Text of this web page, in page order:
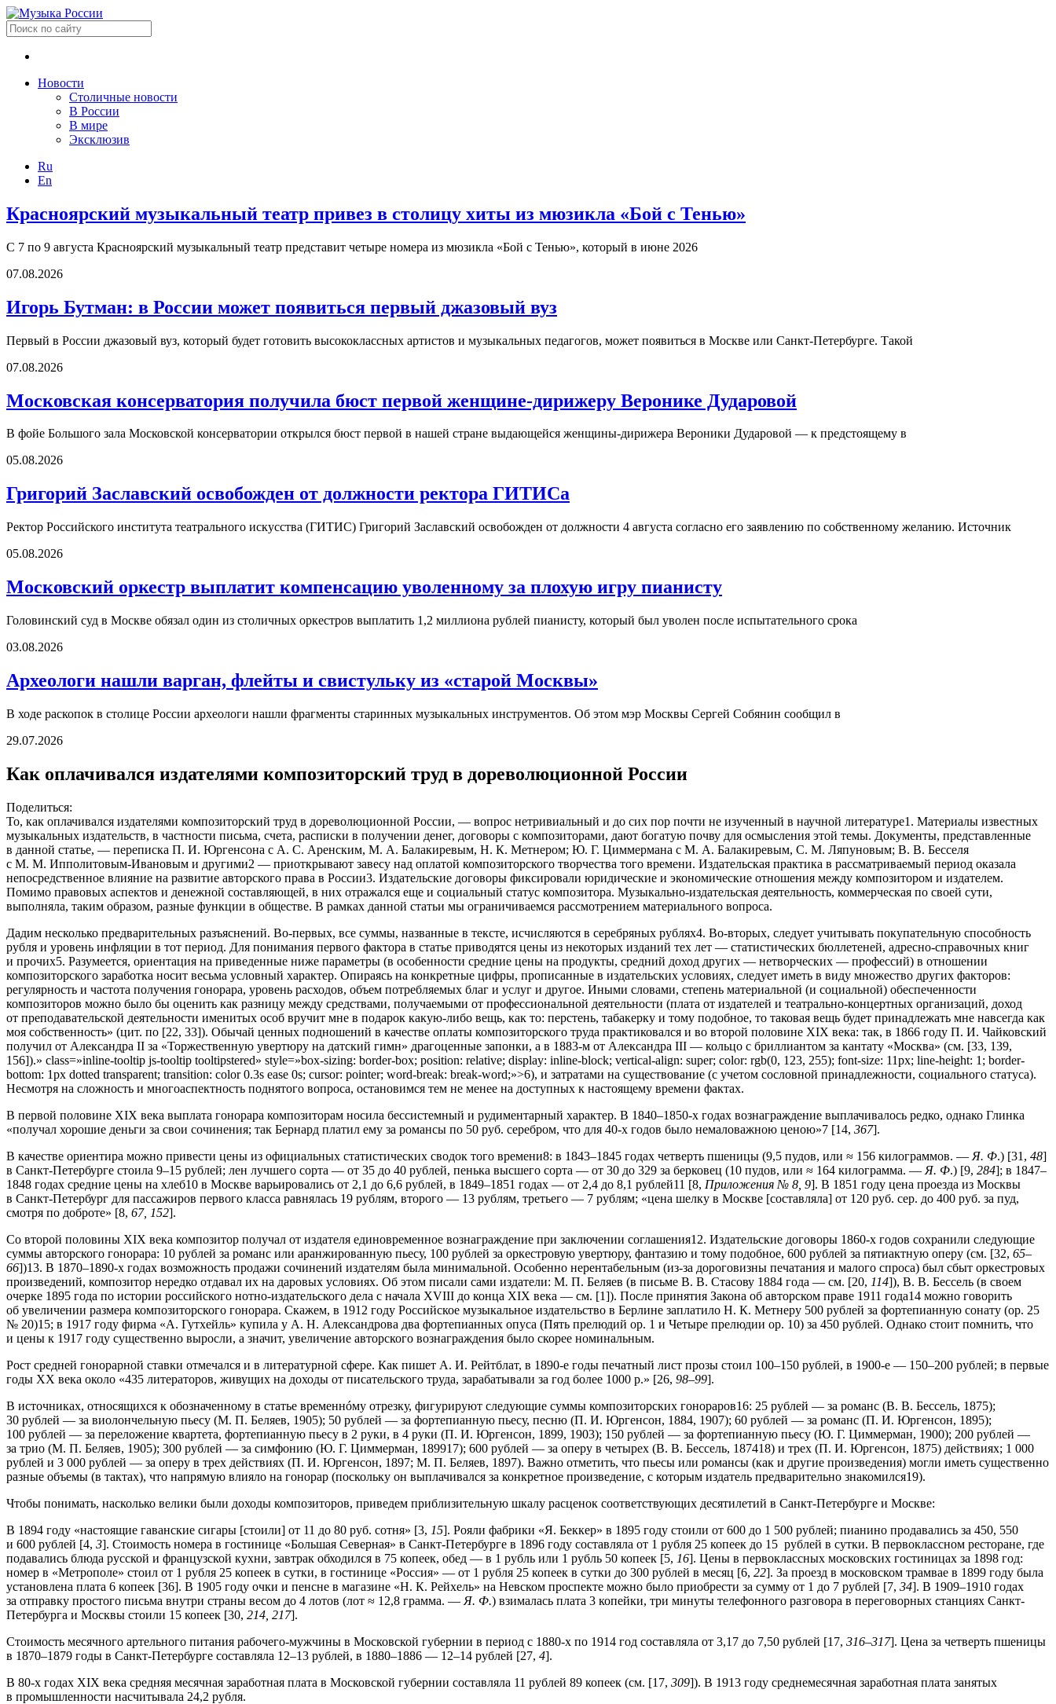
Новости
Столичные новости
В России
В мире
Эксклюзив
Ru
En
Красноярский музыкальный театр привез в столицу хиты из мюзикла «Бой с Тенью»
С 7 по 9 августа Красноярский музыкальный театр представит четыре номера из мюзикла «Бой с Тенью», который в июне 2026
07.08.2026
Игорь Бутман: в России может появиться первый джазовый вуз
Первый в России джазовый вуз, который будет готовить высококлассных артистов и музыкальных педагогов, может появиться в Москве или Санкт-Петербурге. Такой
07.08.2026
Московская консерватория получила бюст первой женщине-дирижеру Веронике Дударовой
В фойе Большого зала Московской консерватории открылся бюст первой в нашей стране выдающейся женщины-дирижера Вероники Дударовой — к предстоящему в
05.08.2026
Григорий Заславский освобожден от должности ректора ГИТИСа
Ректор Российского института театрального искусства (ГИТИС) Григорий Заславский освобожден от должности 4 августа согласно его заявлению по собственному желанию. Источник
05.08.2026
Московский оркестр выплатит компенсацию уволенному за плохую игру пианисту
Головинский суд в Москве обязал один из столичных оркестров выплатить 1,2 миллиона рублей пианисту, который был уволен после испытательного срока
03.08.2026
Археологи нашли варган, флейты и свистульку из «старой Москвы»
В ходе раскопок в столице России археологи нашли фрагменты старинных музыкальных инструментов. Об этом мэр Москвы Сергей Собянин сообщил в
29.07.2026
Как оплачивался издателями композиторский труд в дореволюционной России
Поделиться:
То, как оплачивался издателями композиторский труд в дореволюционной России, — вопрос нетривиальный и до сих пор почти не изученный в научной литературе1. Материалы известных
музыкальных издательств, в частности письма, счета, расписки в получении денег, договоры с композиторами, дают богатую почву для осмысления этой темы. Документы, представленные
в данной статье, — переписка П. И. Юргенсона с А. С. Аренским, М. А. Балакиревым, Н. К. Метнером; Ю. Г. Циммермана с М. А. Балакиревым, С. М. Ляпуновым; В. В. Бесселя
с М. М. Ипполитовым-Ивановым и другими2 — приоткрывают завесу над оплатой композиторского творчества того времени. Издательская практика в рассматриваемый период оказала
непосредственное влияние на развитие авторского права в России3. Издательские договоры фиксировали юридические и экономические отношения между композитором и издателем.
Помимо правовых аспектов и денежной составляющей, в них отражался еще и социальный статус композитора. Музыкально-издательская деятельность, коммерческая по своей сути,
выполняла, таким образом, разные функции в обществе. В рамках данной статьи мы ограничиваемся рассмотрением материального вопроса.
Дадим несколько предварительных разъяснений. Во-первых, все суммы, названные в тексте, исчисляются в серебряных рублях4. Во-вторых, следует учитывать покупательную способность
рубля и уровень инфляции в тот период. Для понимания первого фактора в статье приводятся цены из некоторых изданий тех лет — статистических бюллетеней, адресно-справочных книг
и прочих5. Разумеется, ориентация на приведенные ниже параметры (в особенности средние цены на продукты, средний доход других — нетворческих — профессий) в отношении
композиторского заработка носит весьма условный характер. Опираясь на конкретные цифры, прописанные в издательских условиях, следует иметь в виду множество других факторов:
регулярность и частота получения гонорара, уровень расходов, объем потреб­ляемых благ и услуг и другое. Иными словами, степень материальной (и социальной) обеспеченности
композиторов можно было бы оценить как разницу между средствами, получаемыми от профессиональной деятельности (плата от издателей и театрально-кон­цертных организаций, доход
от преподавательской деятельности именитых особ вручит мне в подарок какую-либо вещь, как то: перстень, табакерку и тому подобное, то таковая вещь будет принадлежать мне навсегда как
моя собственность» (цит. по [22, 33]). Обычай ценных подношений в качестве оплаты композиторского труда практиковался и во второй половине XIX века: так, в 1866 году П. И. Чайковский
получил от Александра II за «Торжественную увертюру на датский гимн» драгоценные запонки, а в 1883-м от Александра III — кольцо с бриллиантом за кантату «Москва» (см. [33, 139,
156]).» class=»inline-tooltip js-tooltip tooltipstered» style=»box-sizing: border-box; position: relative; display: inline-block; vertical-align: super; color: rgb(0, 123, 255); font-size: 11px; line-height: 1; border-
bottom: 1px dotted transparent; transition: color 0.3s ease 0s; cursor: pointer; word-break: break-word;»>6), и затратами на существование (с учетом сословной принадлежности, социального статуса).
Несмотря на сложность и многоаспектность поднятого вопроса, остановимся тем не менее на доступных к настоящему времени фактах.
В первой половине XIX века выплата гонорара композиторам носила бессистемный и рудиментарный характер. В 1840–1850-х годах вознаграждение выплачивалось редко, однако Глинка
«получал хорошие деньги за свои сочинения; так Бернард платил ему за романсы по 50 руб. серебром, что для 40-х годов было немаловажною ценою»7 [14, 367].
В качестве ориентира можно привести цены из официальных статистических сводок того времени8: в 1843–1845 годах четверть пшеницы (9,5 пудов, или ≈ 156 килограммов. — Я. Ф.) [31, 48]
в Санкт-Петербурге стоила 9–15 руб­лей; лен лучшего сорта — от 35 до 40 рублей, пенька высшего сорта — от 30 до 329 за берковец (10 пудов, или ≈ 164 килограмма. — Я. Ф.) [9, 284]; в 1847–
1848 годах средние цены на хлеб10 в Москве варьировались от 2,1 до 6,6 рублей, в 1849–1851 годах — от 2,4 до 8,1 руб­лей11 [8, Приложения № 8, 9]. В 1851 году цена проезда из Москвы
в Санкт-Петербург для пассажиров первого класса равнялась 19 рублям, второго — 13 руб­лям, третьего — 7 рублям; «цена шелку в Москве [составляла] от 120 руб. сер. до 400 руб. за пуд,
смотря по доброте» [8, 67, 152].
Со второй половины XIX века композитор получал от издателя единовременное вознаграждение при заключении соглашения12. Издательские договоры 1860-х годов сохранили следующие
суммы авторского гонорара: 10 рублей за романс или аранжированную пьесу, 100 рублей за оркестровую увертюру, фантазию и тому подобное, 600 рублей за пятиактную оперу (см. [32, 65–
66])13. В 1870–1890-х годах возможность продажи сочинений издателям была минимальной. Особенно нерентабельным (из-за дороговизны печатания и малого спроса) был сбыт оркестровых
произведений, композитор нередко отдавал их на даровых условиях. Об этом писали сами издатели: М. П. Беляев (в письме В. В. Стасову 1884 года — см. [20, 114]), В. В. Бессель (в своем
очерке 1895 года по истории российского нотно-издательско­го дела с начала XVIII до конца XIX века — см. [1]). После принятия Закона об авторском праве 1911 года14 можно говорить
об увеличении размера композиторского гонорара. Скажем, в 1912 году Российское музыкальное издательство в Берлине заплатило Н. К. Метнеру 500 рублей за фортепианную сонату (ор. 25
№ 20)15; в 1917 году фирма «А. Гутхейль» купила у А. Н. Александрова два фортепианных опуса (Пять прелюдий ор. 1 и Четыре прелюдии ор. 10) за 450 рублей. Однако стоит помнить, что
и цены к 1917 году существенно выросли, а значит, увеличение авторского вознаграждения было скорее номинальным.
Рост средней гонорарной ставки отмечался и в литературной сфере. Как пишет А. И. Рейтблат, в 1890-е годы печатный лист прозы стоил 100–150 рублей, в 1900-е — 150–200 рублей; в первые
годы XX века около «435 литераторов, живущих на доходы от писательского труда, зарабатывали за год более 1000 р.» [26, 98–99].
В источниках, относящихся к обозначен­ному в статье временнóму отрезку, фигури­руют следующие суммы композиторских гонораров16: 25 рублей — за романс (В. В. Бес­сель, 1875);
30 рублей — за виолон­чельную пьесу (М. П. Беляев, 1905); 50 рублей — за фортепианную пьесу, песню (П. И. Юргенсон, 1884, 1907); 60 рублей — за романс (П. И. Юргенсон, 1895);
100 рублей — за переложение квартета, фортепианную пьесу в 2 руки, в 4 руки (П. И. Юргенсон, 1899, 1903); 150 рублей — за фортепианную пьесу (Ю. Г. Циммерман, 1900); 200 рублей —
за трио (М. П. Беляев, 1905); 300 рублей — за симфонию (Ю. Г. Циммерман, 189917); 600 рублей — за оперу в четырех (В. В. Бессель, 187418) и трех (П. И. Юргенсон, 1875) действиях; 1 000
рублей и 3 000 рублей — за оперу в трех действиях (П. И. Юргенсон, 1897; М. П. Беляев, 1897). Важно отметить, что пьесы или романсы (как и другие произведения) могли иметь существенно
разные объемы (в тактах), что напрямую влияло на гонорар (поскольку он выплачивался за конкретное произведение, с которым издатель предварительно знакомился19).
Чтобы понимать, насколько велики были доходы композиторов, приведем приблизительную шкалу расценок соответствующих десятилетий в Санкт-Петербурге и Москве:
В 1894 году «настоящие гаванские сигары [стоили] от 11 до 80 руб. сотня» [3, 15]. Рояли фабрики «Я. Беккер» в 1895 году стоили от 600 до 1 500 руб­лей; пианино продавались за 450, 550
и 600 руб­лей [4, 3]. Стоимость номера в гостинице «Большая Северная» в Санкт-Петербурге в 1896 году составляла от 1 рубля 25 копеек до 15 рублей в сутки. В первоклассном ресторане, где
подавались блюда русской и французской кухни, завтрак обходился в 75 копеек, обед — в 1 рубль или 1 рубль 50 копеек [5, 16]. Цены в первоклассных московских гостиницах за 1898 год:
номер в «Метрополе» стоил от 1 рубля 25 ко­пеек в сутки, в гостинице «Россия» — от 1 руб­ля 25 копеек в сутки до 300 рублей в месяц [6, 22]. За проезд в московском трамвае в 1899 году была
установлена плата 6 копеек [36]. В 1905 году очки и пенсне в магазине «Н. К. Рейхель» на Невском проспекте можно было приобрести за сумму от 1 до 7 рублей [7, 34]. В 1909–1910 годах
за отправку простого письма внутри страны весом до 4 лотов (лот ≈ 12,8 грамма. — Я. Ф.) взималась плата 3 копейки, три минуты телефонного разговора в переговорных станциях Санкт-
Петербурга и Москвы стоили 15 копеек [30, 214, 217].
Стоимость месячного артельного питания рабочего-мужчины в Московской губернии в период с 1880-х по 1914 год составляла от 3,17 до 7,50 руб­лей [17, 316–317]. Цена за четверть пшеницы
в 1870–1879 годы в Санкт-Петербурге составляла 12–13 рублей, в 1880–1886 — 12–14 рублей [27, 4].
В 80-х годах XIX века средняя месячная заработная плата в Московской губернии составляла 11 рублей 89 копеек (см. [17, 309]). В 1913 году среднемесячная заработная плата занятых
в промышленности насчитывала 24,2 рубля.